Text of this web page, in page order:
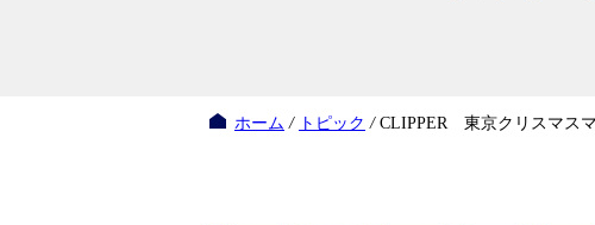
ホーム / トピック / CLIPPER 東京クリスマス